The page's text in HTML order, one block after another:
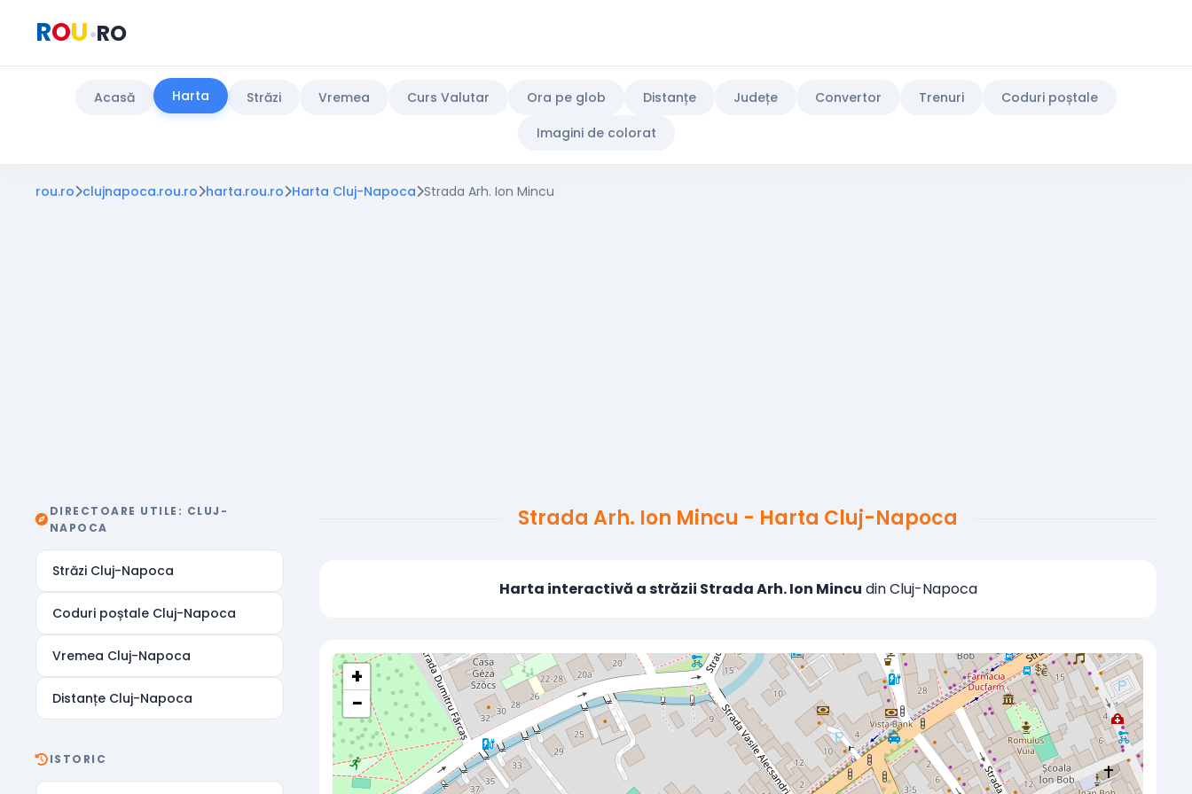
ROU•RO
Acasă Harta Străzi Vremea Curs Valutar Ora pe glob Distanțe Județe Convertor Trenuri
Coduri poștale
Imagini de colorat
rou.ro clujnapoca.rou.ro harta.rou.ro Harta Cluj-Napoca Strada Arh. Ion Mincu
DIRECTOARE UTILE: CLUJ-
NAPOCA
Străzi Cluj-Napoca
Coduri poștale Cluj-Napoca
Vremea Cluj-Napoca
Distanțe Cluj-Napoca
ISTORIC
Strada Arh. Ion Mincu - Harta Cluj-Napoca
Harta interactivă a străzii Strada Arh. Ion Mincu din Cluj-Napoca
+
−